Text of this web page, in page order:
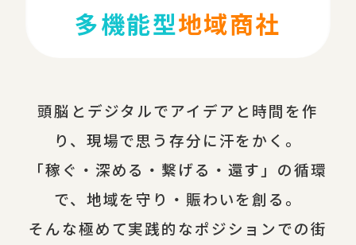
多機能型地域商社
頭脳とデジタルでアイデアと時間を作
り、現場で思う存分に汗をかく。
「稼ぐ・深める・繋げる・還す」の循環
で、地域を守り・賑わいを創る。
そんな極めて実践的なポジションでの街